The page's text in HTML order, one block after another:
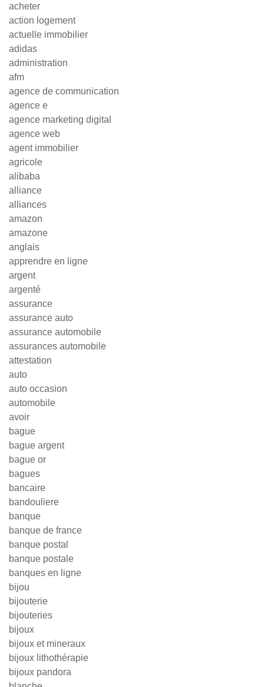
acheter
action logement
actuelle immobilier
adidas
administration
afm
agence de communication
agence e
agence marketing digital
agence web
agent immobilier
agricole
alibaba
alliance
alliances
amazon
amazone
anglais
apprendre en ligne
argent
argenté
assurance
assurance auto
assurance automobile
assurances automobile
attestation
auto
auto occasion
automobile
avoir
bague
bague argent
bague or
bagues
bancaire
bandouliere
banque
banque de france
banque postal
banque postale
banques en ligne
bijou
bijouterie
bijouteries
bijoux
bijoux et mineraux
bijoux lithothérapie
bijoux pandora